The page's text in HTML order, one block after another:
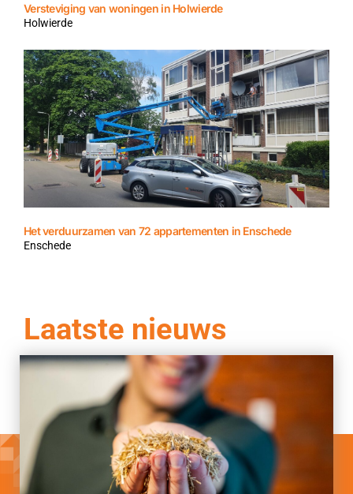
Versteviging van woningen in Holwierde
Holwierde
Het verduurzamen van 72 appartementen in Enschede
Enschede
Laatste nieuws